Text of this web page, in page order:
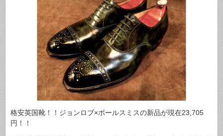
格安英国靴！！ジョンロブ×ポールスミスの新品が現在23,705
円！！